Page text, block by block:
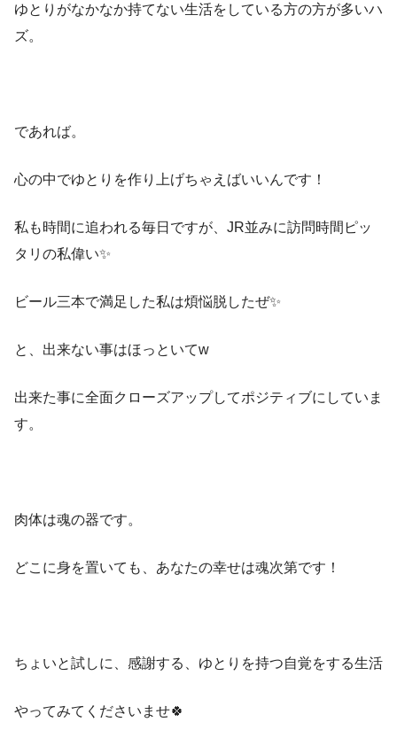
ゆとりがなかなか持てない生活をしている方の方が多いハ
ズ。
であれば。
心の中でゆとりを作り上げちゃえばいいんです！
私も時間に追われる毎日ですが、JR並みに訪問時間ピッ
タリの私偉い✨
ビール三本で満足した私は煩悩脱したぜ✨
と、出来ない事はほっといてw
出来た事に全面クローズアップしてポジティブにしていま
す。
肉体は魂の器です。
どこに身を置いても、あなたの幸せは魂次第です！
ちょいと試しに、感謝する、ゆとりを持つ自覚をする生活
やってみてくださいませ🍀